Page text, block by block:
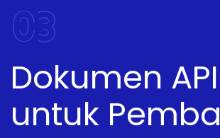
03
Dokumen API
untuk